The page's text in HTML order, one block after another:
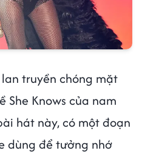
truyền chóng mặt
She Knows của nam
hát này, có một đoạn
dùng để tưởng nhớ